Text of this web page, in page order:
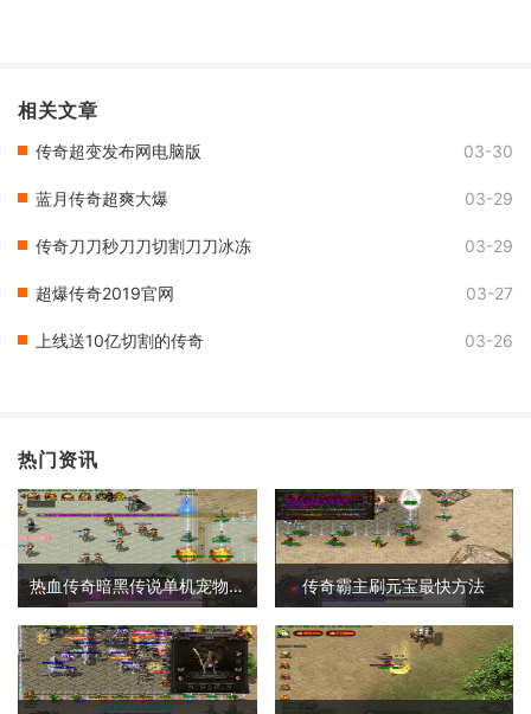
相关文章
传奇超变发布网电脑版 03-30
蓝月传奇超爽大爆 03-29
传奇刀刀秒刀刀切割刀刀冰冻 03-29
超爆传奇2019官网 03-27
上线送10亿切割的传奇 03-26
热门资讯
热血传奇暗黑传说单机宠物攻略 传奇霸主刷元宝最快方法